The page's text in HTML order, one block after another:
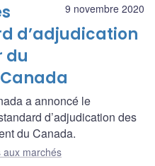
9 novembre 2020
d’adjudication
du
a annoncé le
d’adjudication des
du Canada.
aux marchés